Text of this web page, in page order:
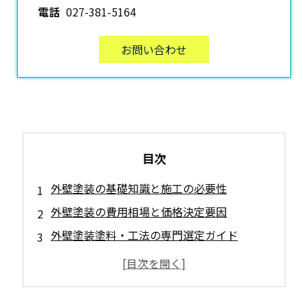
電話 027-381-5164
お問い合わせ
目次
外壁塗装の基礎知識と施工の必要性
外壁塗装の費用相場と価格決定要因
外壁塗装塗料・工法の専門選定ガイド
外壁塗装業者選びのチェックリスト